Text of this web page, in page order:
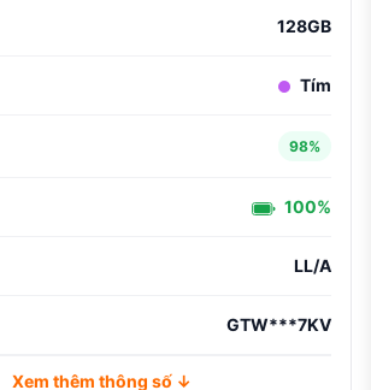
128GB
Tím
98%
100%
LL/A
GTW***7KV
Xem thêm thông số ↓